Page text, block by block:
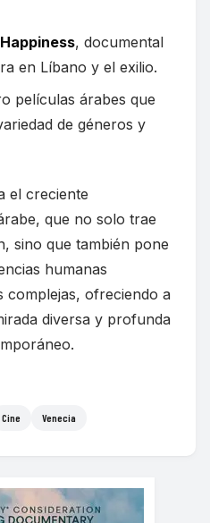
, documental
en Líbano y el exilio.
películas árabes que
de géneros y
el creciente
que no solo trae
sino que también pone
humanas
complejas, ofreciendo a
diversa y profunda
Cine Venecia